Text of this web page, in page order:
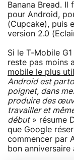
Banana Bread.
pour Android,
(Cupcake), puis
version 2.0
Si le T-Mobile
reste pas moins
mobile le plus
Android est
poignet, dans
produire des
travailler et
début» résume
que Google
commencer par
bon anniversaire